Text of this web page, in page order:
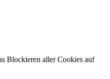
Blockieren aller Cookies auf